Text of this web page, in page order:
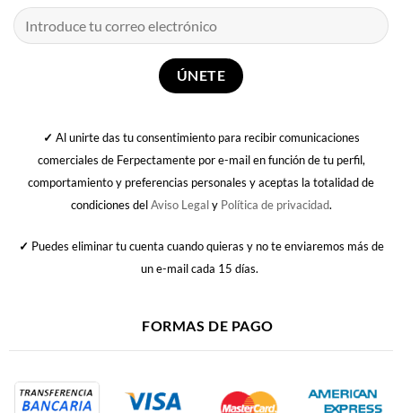
✓ Al unirte das tu consentimiento para recibir comunicaciones
comerciales de Ferpectamente por e-mail en función de tu perfil,
comportamiento y preferencias personales y aceptas la totalidad de
condiciones delAviso Legaly Política de privacidad.
✓ Puedes eliminar tu cuenta cuando quieras y no te enviaremos más de
un e-mail cada 15 días.
FORMAS DE PAGO